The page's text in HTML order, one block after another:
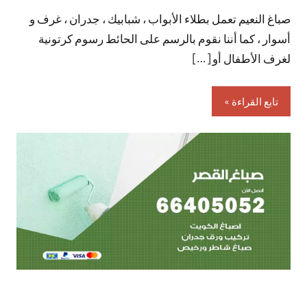
تعليقات
صباغ النعيم تعمل بطلاء الأبواب ، شبابيك ، جدران ، غرف و
أسوار ، كما أننا نقوم بالرسم على الحائط رسوم كرتونية
لغرف الأطفال أو […]
تابع القراءة